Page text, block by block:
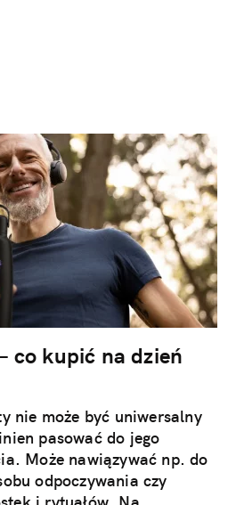
co kupić na dzień
nie może być uniwersalny
pasować do jego
Może nawiązywać np. do
odpoczywania czy